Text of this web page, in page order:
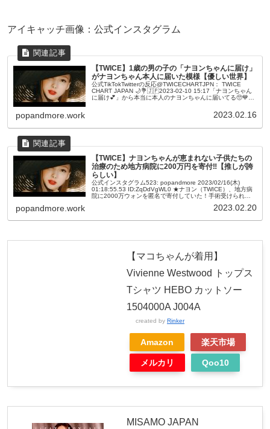
アイキャッチ画像：公式インスタグラム
【TWICE】1歳の男の子の「ナヨンちゃんに届け」
がナヨンちゃん本人に届いた模様【優しい世界】
公式TikTokTwitterの反応@TWICECHARTJPN： TWICE
CHART JAPAN 🌙💐🇯🇵2023-02-10 15:17「ナヨンちゃん
に届け💕」から本当に本人のナヨンちゃんに届いてる🥺💙ベ
popandmore.work 2023.02.16
【TWICE】ナヨンちゃんが恵まれない子供たちの
治療のため地方病院に200万円を寄付‼【推しが誇
らしい】
公式インスタグラム523: popandmore 2023/02/16(木)
01:18:55.53 ID:ZqDdVgWL0 ★ナヨン（TWICE）、地方病
院に2000万ウォンを匿名で寄付していた！手術受けられな
popandmore.work 2023.02.20
【マコちゃんが着用】
Vivienne Westwood トップス
Tシャツ HEBO カットソー
1504000A J004A
created by Rinker
Amazon 楽天市場
メルカリ Qoo10
MISAMO JAPAN